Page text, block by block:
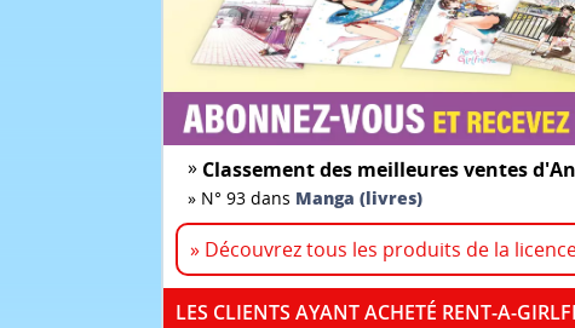
» Classement des meilleures ventes
» N° 93 dans Manga (livres)
» Découvrez tous les produits de la
LES CLIENTS AYANT ACHETÉ RENT-A-